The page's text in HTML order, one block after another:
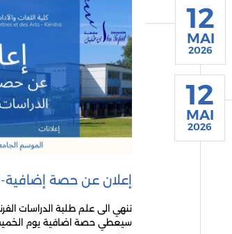
12
MAI
2026
إعلان عن حصة إضافية-
ننهي الى علم طلبة الدراسات
سيعطي حصة اضافية يوم الخميس 14 ماي 2026
12
MAI
2026